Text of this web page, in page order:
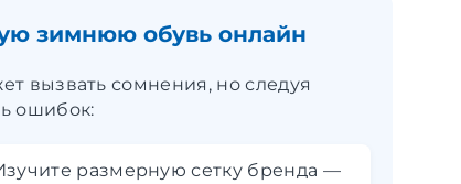
зимнюю обувь онлайн
вызвать сомнения, но следуя
ошибок:
размерную сетку бренда —